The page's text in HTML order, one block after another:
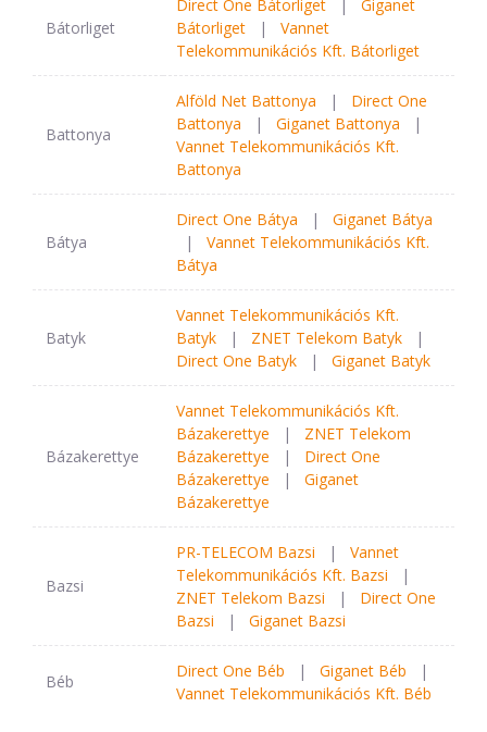
Bátorliget
Direct One Bátorliget | Giganet
Bátorliget
| Vannet
Telekommunikációs Kft. Bátorliget
Battonya
Alföld Net Battonya | Direct One
Battonya
| Giganet Battonya
|
Vannet Telekommunikációs Kft.
Battonya
Bátya
Direct One Bátya | Giganet Bátya
| Vannet Telekommunikációs Kft.
Bátya
Batyk
Vannet Telekommunikációs Kft.
Batyk
| ZNET Telekom Batyk
|
Direct One Batyk
| Giganet Batyk
Bázakerettye
Vannet Telekommunikációs Kft.
Bázakerettye
| ZNET Telekom
Bázakerettye
| Direct One
Bázakerettye
| Giganet
Bázakerettye
Bazsi
PR-TELECOM Bazsi | Vannet
Telekommunikációs Kft. Bazsi
|
ZNET Telekom Bazsi
| Direct One
Bazsi
| Giganet Bazsi
Béb
Direct One Béb | Giganet Béb
|
Vannet Telekommunikációs Kft. Béb